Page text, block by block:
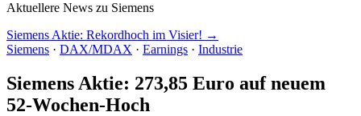
Aktuellere News zu Siemens
Siemens Aktie: Rekordhoch im Visier! →
Siemens · DAX/MDAX · Earnings · Industrie
Siemens Aktie: 273,85 Euro auf neuem
52-Wochen-Hoch